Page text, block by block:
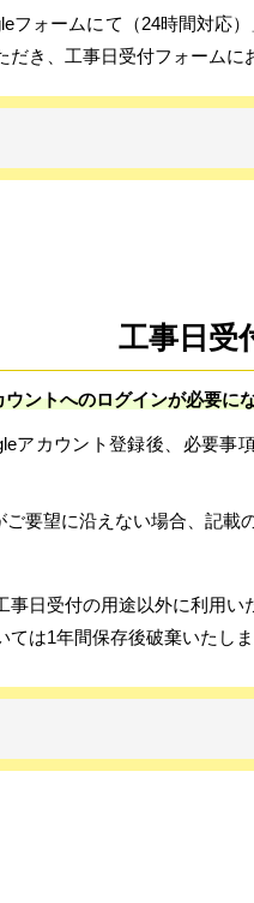
フォームにて（24時間対応
だき、工事日受付フォームに
工事日受
ントへのログインが必要に
アカウント登録後、必要事
ご要望に沿えない場合、記載
事日受付の用途以外に利用
ては1年間保存後破棄いたし